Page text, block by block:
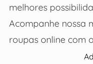
melhores
Acompanhe nossa
roupas online com